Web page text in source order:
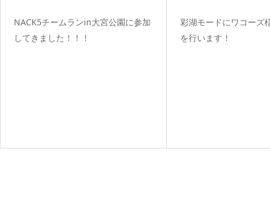
NACK5チームランin大宮公園に参加
してきました！！！
彩湖モードにワコーズ
を行います！